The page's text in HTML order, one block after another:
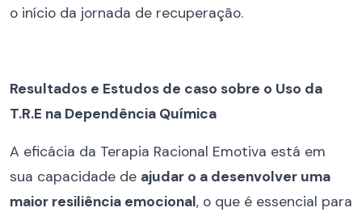
o início da jornada de recuperação.
Resultados e Estudos de caso sobre o Uso da
T.R.E na Dependência Química
A eficácia da Terapia Racional Emotiva está em
sua capacidade de ajudar o a desenvolver uma
maior resiliência emocional, o que é essencial para